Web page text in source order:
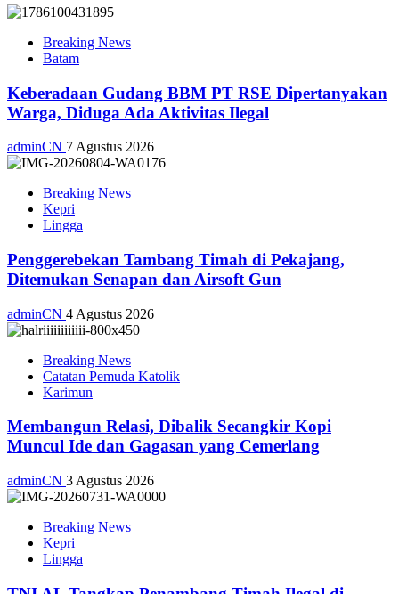
Breaking News
Batam
Keberadaan Gudang BBM PT RSE Dipertanyakan
Warga, Diduga Ada Aktivitas Ilegal
adminCN 7 Agustus 2026
Breaking News
Kepri
Lingga
Penggerebekan Tambang Timah di Pekajang,
Ditemukan Senapan dan Airsoft Gun
adminCN 4 Agustus 2026
Breaking News
Catatan Pemuda Katolik
Karimun
Membangun Relasi, Dibalik Secangkir Kopi
Muncul Ide dan Gagasan yang Cemerlang
adminCN 3 Agustus 2026
Breaking News
Kepri
Lingga